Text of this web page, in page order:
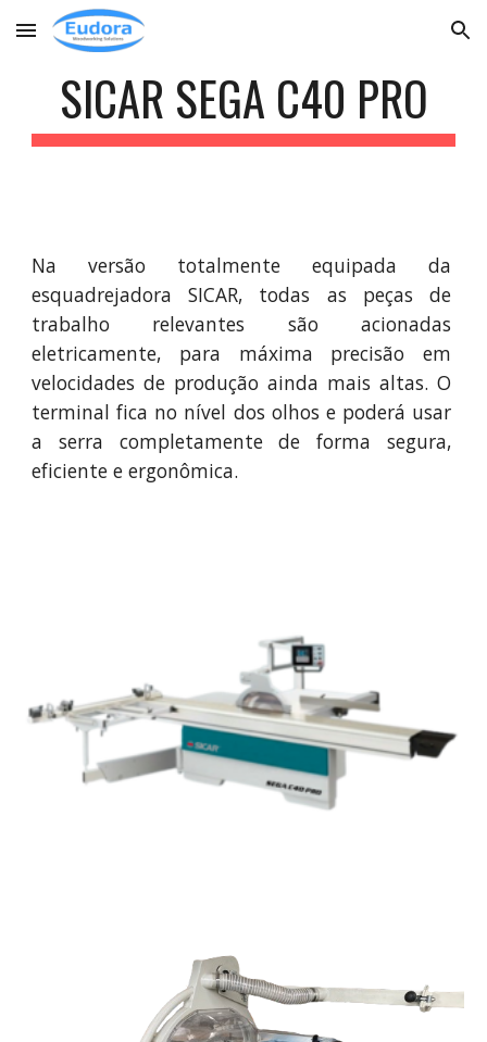
Skip to main content Skip to navigation
SICAR SEGA C40 PRO
Na versão totalmente equipada da
esquadrejadora
SICAR, todas as peças de
trabalho relevantes são acionadas
eletricamente, para máxima precisão em
velocidades de produção ainda mais altas. O
terminal fica no nível dos olhos e poderá usar
a serra completamente de forma segura,
eficiente e ergonômica.